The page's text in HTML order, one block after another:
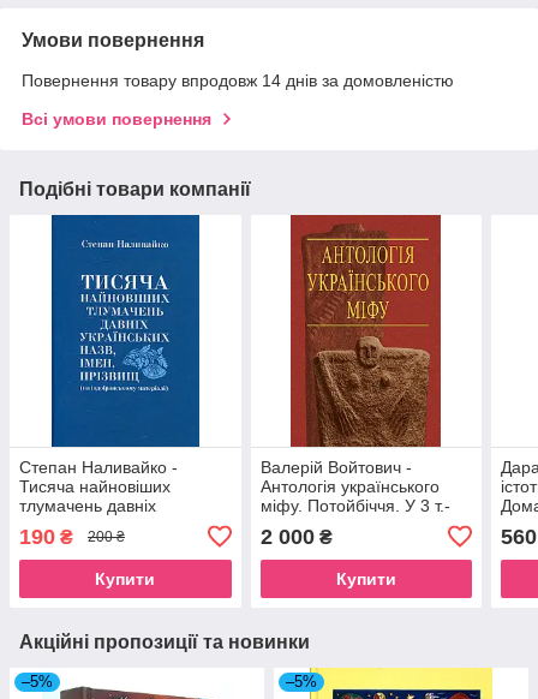
Умови повернення
Повернення товару впродовж 14 днів за домовленістю
Всі умови повернення
Подібні товари компанії
Степан Наливайко -
Тисяча найновіших
тлумачень давніх
прізвищ
190 ₴ 200 ₴
Купити
Валерій Войтович -
Антологія українського
міфу. Потойбіччя. У 3 т.-
2 000₴
Купити
560
Акційні пропозиції та новинки
–5% –5%